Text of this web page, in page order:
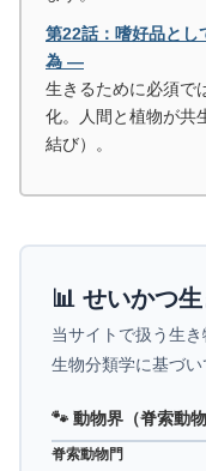
第22話：嗜好品と
為 ―
生きるために必須で
化。人間と植物が共
結び）。
📊 せいかつ
当サイトで扱う生
生物分類学に基づい
🐾 動物界（脊索動物
脊索動物門